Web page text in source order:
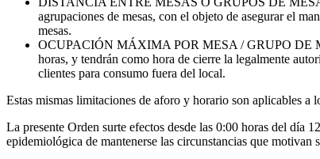
agrupaciones de mesas, con el objeto de asegurar el
mesas.
OCUPACIÓN MÁXIMA POR MESA / GRUPO DE
horas, y tendrán como hora de cierre la legalmente
clientes para consumo fuera del local.
Estas mismas limitaciones de aforo y horario son aplicables a
La presente Orden surte efectos desde las 0:00 horas del día
epidemiológica de mantenerse las circunstancias que motivan